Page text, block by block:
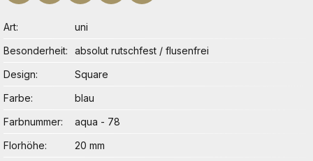
Art
uni
Besonderheit
absolut rutschfest / flusenfrei
Design
Square
Farbe
blau
Farbnummer
aqua - 78
Florhöhe
20 mm